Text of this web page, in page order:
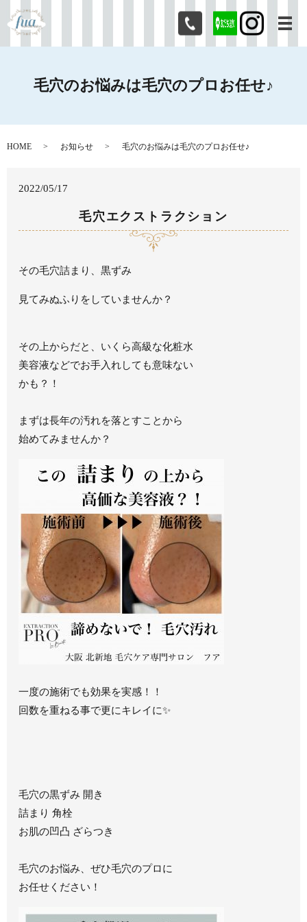
メ
毛穴のお悩みは毛穴のプロお任せ♪
HOME お知らせ 毛穴のお悩みは毛穴のプロお任せ♪
2022/05/17
毛穴エクストラクション
その毛穴詰まり、黒ずみ
見てみぬふりをしていませんか？
その上からだと、いくら高級な化粧水
美容液などでお手入れしても意味ない
かも？！
まずは長年の汚れを落とすことから
始めてみませんか？
一度の施術でも効果を実感！！
回数を重ねる事で更にキレイに✨
毛穴の黒ずみ 開き
詰まり 角栓
お肌の凹凸 ざらつき
毛穴のお悩み、ぜひ毛穴のプロに
お任せください！